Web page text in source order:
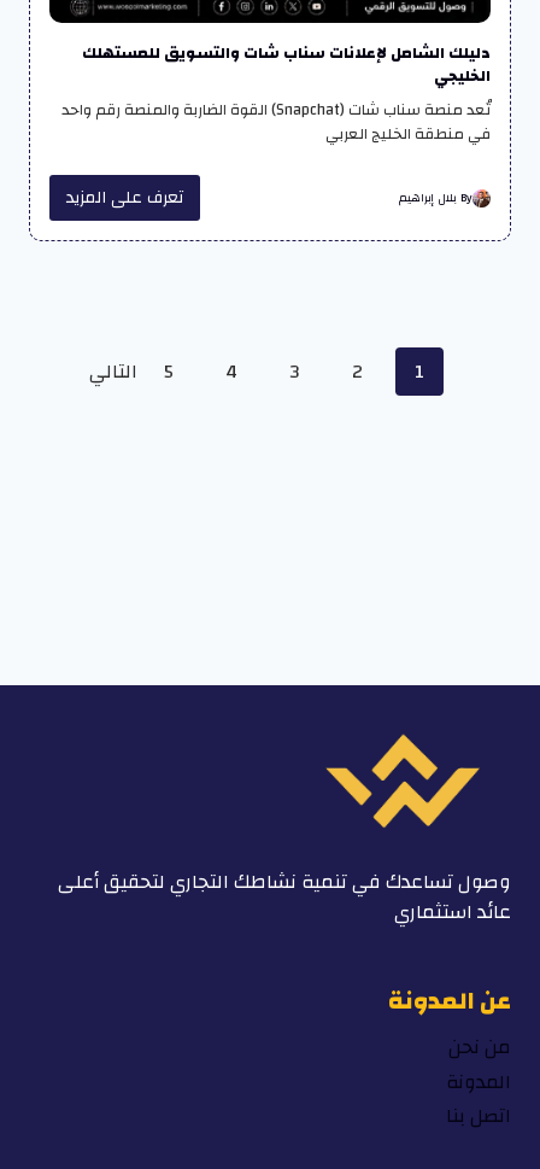
دليلك الشامل لإعلانات سناب شات والتسويق للمستهلك
الخليجي
تُعد منصة سناب شات (Snapchat) القوة الضاربة والمنصة رقم واحد
في منطقة الخليج العربي
By بلال إبراهيم تعرف على المزيد
Posts
1
2
3
4
5 التالي
وصول تساعدك في تنمية نشاطك التجاري لتحقيق أعلى
عائد استثماري
عن المدونة
من نحن
المدونة
اتصل بنا